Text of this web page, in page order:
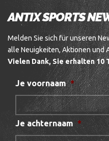
ANTIX SPORTS
Melden Sie sich für unseren
alle Neuigkeiten, Aktionen und
Vielen Dank, Sie erhalten
Je voornaam *
Je achternaam *